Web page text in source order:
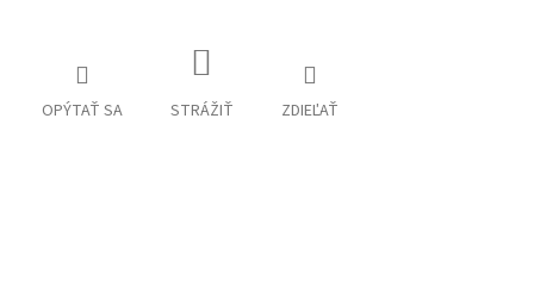
OPÝTAŤ SA STRÁŽIŤ ZDIEĽAŤ